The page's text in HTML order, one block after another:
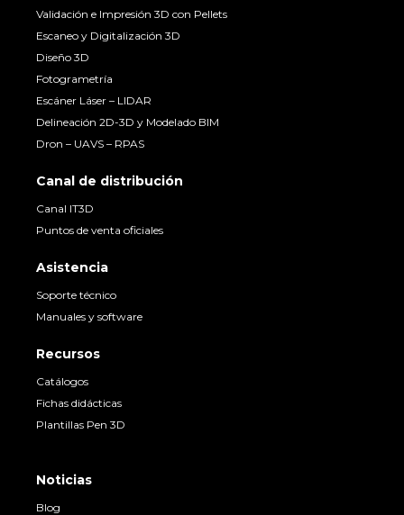
Validación e Impresión 3D con Pellets
Escaneo y Digitalización 3D
Diseño 3D
Fotogrametría
Escáner Láser – LIDAR
Delineación 2D-3D y Modelado BIM
Dron – UAVS – RPAS
Canal de distribución
Canal IT3D
Puntos de venta oficiales
Asistencia
Soporte técnico
Manuales y software
Recursos
Catálogos
Fichas didácticas
Plantillas Pen 3D
Noticias
Blog